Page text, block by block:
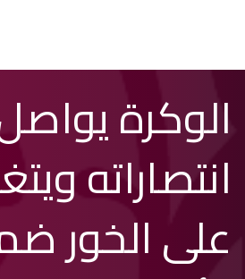
إلى
المحتوى
الرئيسي
الوكرة
انتصاراته
على الخور